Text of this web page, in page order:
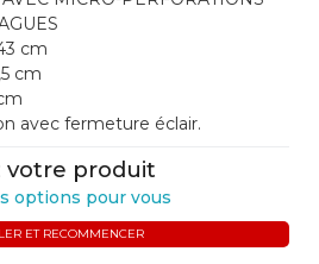
cm
cm
avec fermeture éclair.
votre produit
options pour vous
ET RECOMMENCER